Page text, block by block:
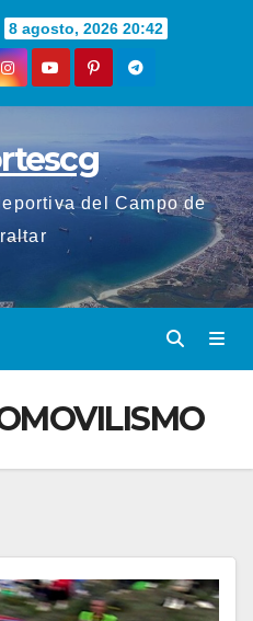
8 agosto, 2026 20:42
del Campo de